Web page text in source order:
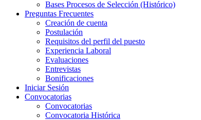
Bases Procesos de Selección (Histórico)
Preguntas Frecuentes
Creación de cuenta
Postulación
Requisitos del perfil del puesto
Experiencia Laboral
Evaluaciones
Entrevistas
Bonificaciones
Iniciar Sesión
Convocatorias
Convocatorias
Convocatoria Histórica